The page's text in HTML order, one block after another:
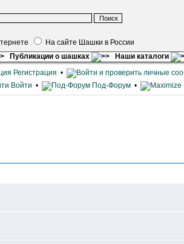
На сайте Шашки в России
Публикации о шашках Наши каталоги
Регистрация •
Войти • Под-Форум •